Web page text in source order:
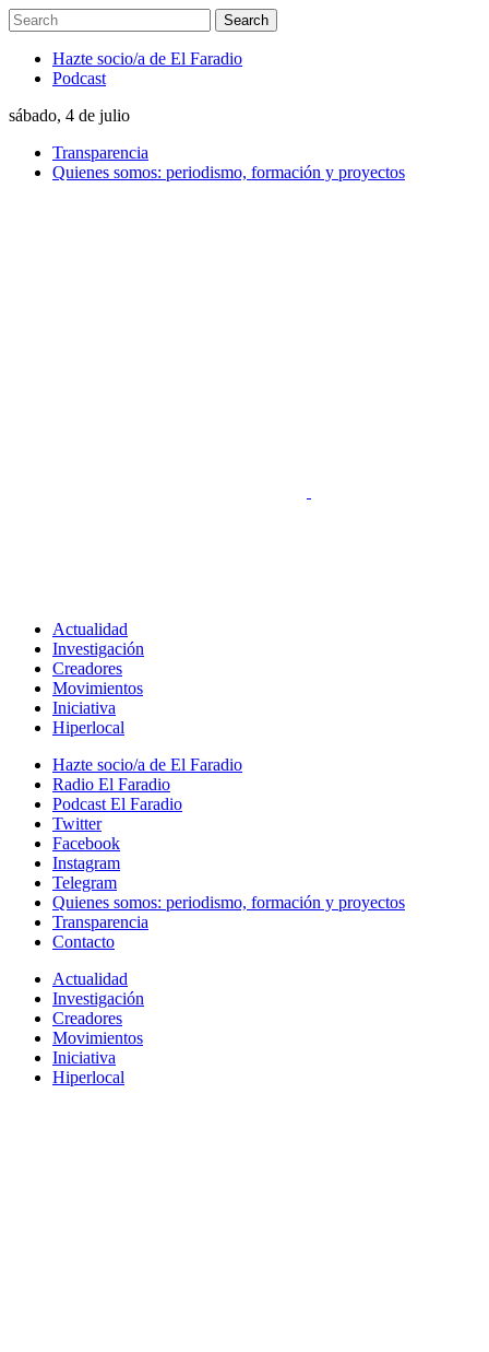
Hazte socio/a de El Faradio
Podcast
sábado, 4 de julio
Transparencia
Quienes somos: periodismo, formación y proyectos
Actualidad
Investigación
Creadores
Movimientos
Iniciativa
Hiperlocal
Hazte socio/a de El Faradio
Radio El Faradio
Podcast El Faradio
Twitter
Facebook
Instagram
Telegram
Quienes somos: periodismo, formación y proyectos
Transparencia
Contacto
Actualidad
Investigación
Creadores
Movimientos
Iniciativa
Hiperlocal